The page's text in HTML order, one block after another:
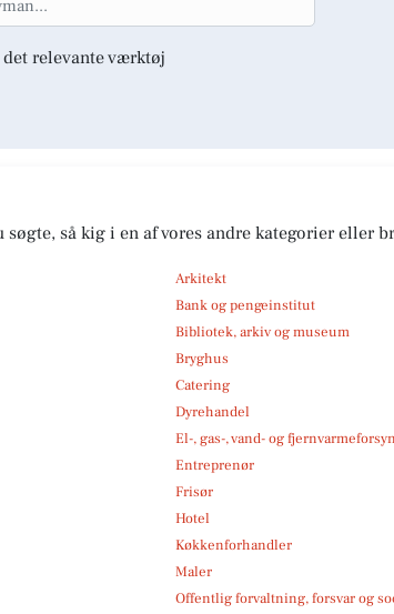
relevante værktøj
søgte, så kig i en af vores andre kategorier eller
Arkitekt
Bank og pengeinstitut
Bibliotek, arkiv og museum
Bryghus
Catering
Dyrehandel
El-, gas-, vand- og
Entreprenør
Frisør
Hotel
Køkkenforhandler
Maler
Offentlig forvaltning, forsvar og